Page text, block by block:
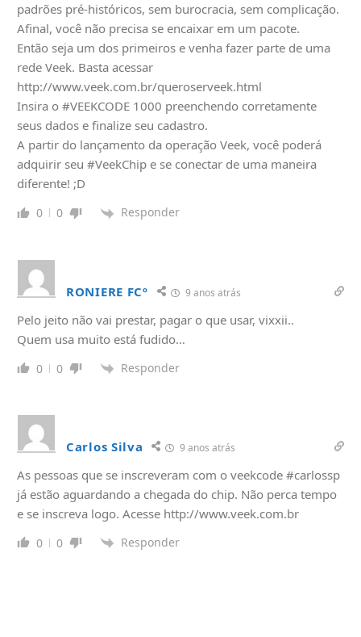
padrões pré-históricos, sem burocracia, sem complicação.
Afinal, você não precisa se encaixar em um pacote.
Então seja um dos primeiros e venha fazer parte de uma
rede Veek. Basta acessar
http://www.veek.com.br/queroserveek.html
Insira o #VEEKCODE 1000 preenchendo corretamente
seus dados e finalize seu cadastro.
A partir do lançamento da operação Veek, você poderá
adquirir seu #VeekChip e se conectar de uma maneira
diferente! ;D
0 0 Responder
RONIERE FCº 9 anos atrás
Pelo jeito não vai prestar, pagar o que usar, vixxii..
Quem usa muito está fudido…
0 0 Responder
Carlos Silva 9 anos atrás
As pessoas que se inscreveram com o veekcode #carlossp
já estão aguardando a chegada do chip. Não perca tempo
e se inscreva logo. Acesse http://www.veek.com.br
0 0 Responder